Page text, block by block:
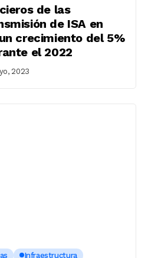
de las
de ISA en
crecimiento del 5%
el 2022
2023
Infraestructura